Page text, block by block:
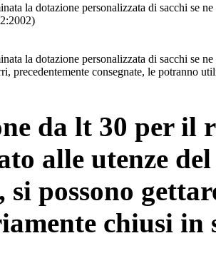
la dotazione personalizzata di sacchi se
la dotazione personalizzata di sacchi se
precedentemente consegnate, le potranno
da lt 30 per il
alle utenze
si possono
chiusi in